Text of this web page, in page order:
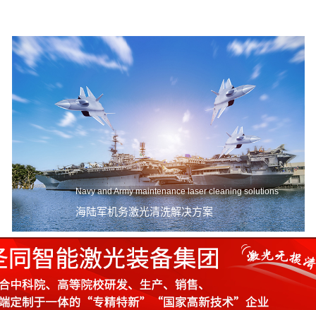
Navy and Army maintenance laser cleaning solutions
海陆军机务激光清洗解决方案
激光清洗不但可以用来清洗有机的污染物，也可以用来清洗无机物。激
光清洗在装备清洗维护保养上将会得到广泛运用。